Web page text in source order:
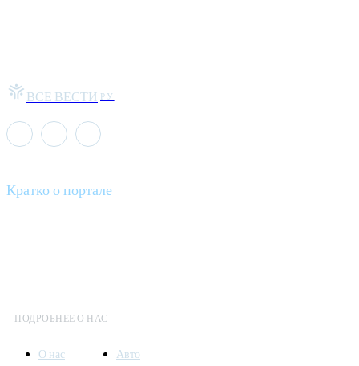
ВСЕ ВЕСТИ РУ
Кратко о портале
ПОДРОБНЕЕ О НАС
О нас
Авто